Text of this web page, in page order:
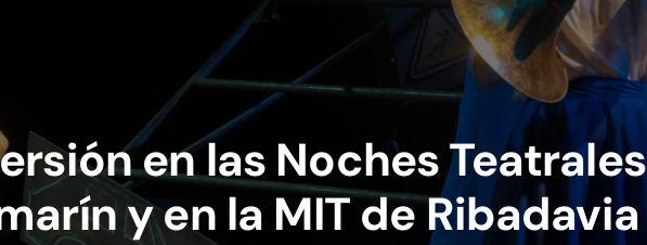
en las Noches Teatrales
y en la MIT de Ribadavia